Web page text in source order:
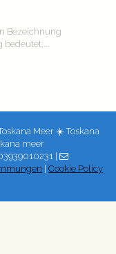
Bezeichnung
bedeutet,...
Meer ☀️ Toskana
meer
|
Cookie Policy